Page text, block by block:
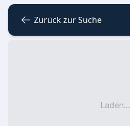
Zurück zur Suche
Laden...